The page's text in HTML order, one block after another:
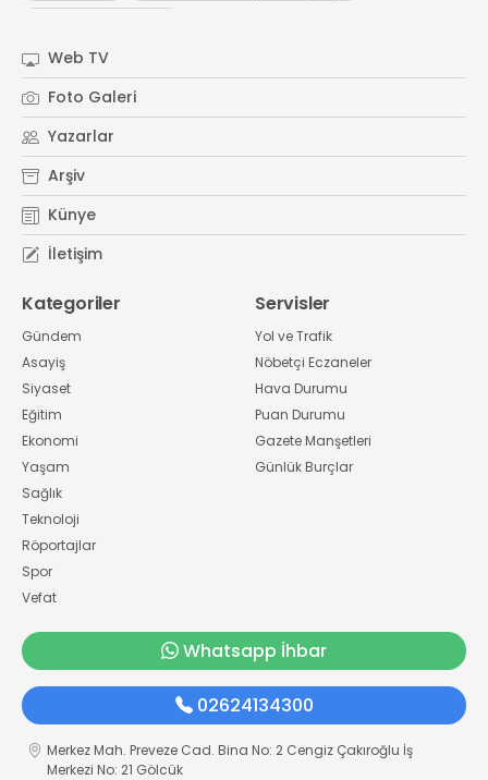
Web TV
Foto Galeri
Yazarlar
Arşiv
Künye
İletişim
Kategoriler
Gündem
Asayiş
Siyaset
Eğitim
Ekonomi
Yaşam
Sağlık
Teknoloji
Röportajlar
Spor
Vefat
Servisler
Yol ve Trafik
Nöbetçi Eczaneler
Hava Durumu
Puan Durumu
Gazete Manşetleri
Günlük Burçlar
Whatsapp İhbar
02624134300
Merkez Mah. Preveze Cad. Bina No: 2 Cengiz Çakıroğlu İş
Merkezi No: 21 Gölcük